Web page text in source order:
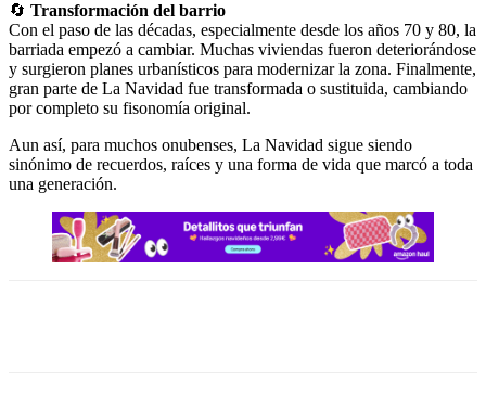
🔄 Transformación del barrio
Con el paso de las décadas, especialmente desde los años 70 y 80, la
barriada empezó a cambiar. Muchas viviendas fueron deteriorándose
y surgieron planes urbanísticos para modernizar la zona. Finalmente,
gran parte de La Navidad fue transformada o sustituida, cambiando
por completo su fisonomía original.
Aun así, para muchos onubenses, La Navidad sigue siendo
sinónimo de recuerdos, raíces y una forma de vida que marcó a toda
una generación.